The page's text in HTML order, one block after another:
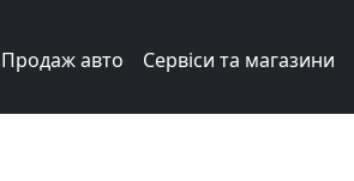
Продаж авто Сервіси та магазини